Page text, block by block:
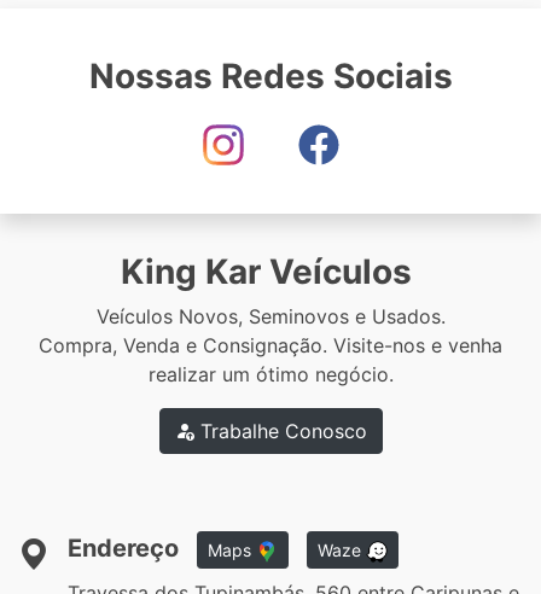
Nossas Redes Sociais
King Kar Veículos
Veículos Novos, Seminovos e Usados.
Compra, Venda e Consignação. Visite-nos e venha
realizar um ótimo negócio.
Trabalhe Conosco
Endereço Maps Waze